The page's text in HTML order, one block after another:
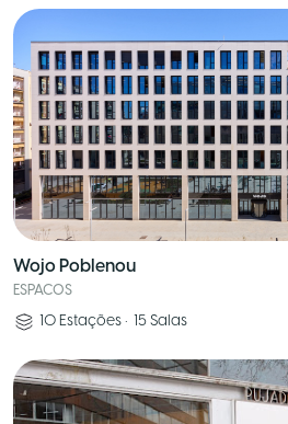
Wojo Poblenou
ESPACOS
10 Estações • 15 Salas